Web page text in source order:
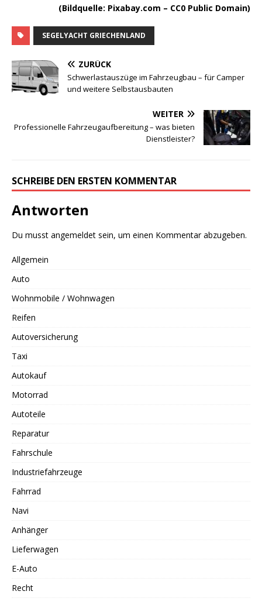
(Bildquelle: Pixabay.com – CC0 Public Domain)
SEGELYACHT GRIECHENLAND
ZURÜCK
Schwerlastauszüge im Fahrzeugbau – für Camper
und weitere Selbstausbauten
WEITER
Professionelle Fahrzeugaufbereitung – was bieten
Dienstleister?
SCHREIBE DEN ERSTEN KOMMENTAR
Antworten
Du musst angemeldet sein, um einen Kommentar abzugeben.
Allgemein
Auto
Wohnmobile / Wohnwagen
Reifen
Autoversicherung
Taxi
Autokauf
Motorrad
Autoteile
Reparatur
Fahrschule
Industriefahrzeuge
Fahrrad
Navi
Anhänger
Lieferwagen
E-Auto
Recht